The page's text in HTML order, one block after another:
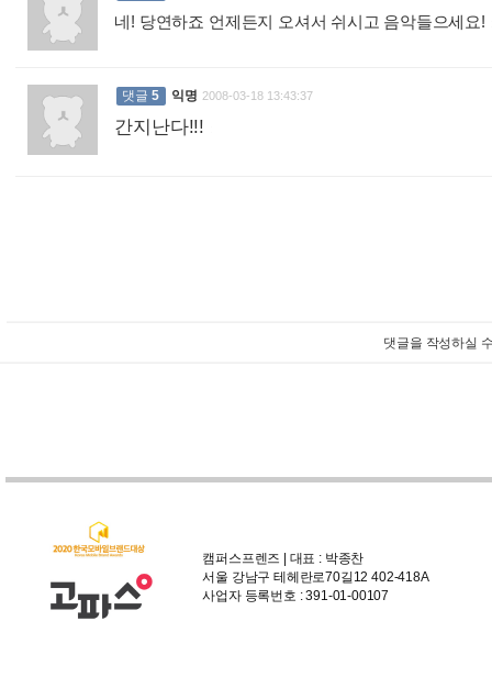
네! 당연하죠 언제든지 오셔서 쉬시고 음악들으세요!
댓글 5 익명 2008-03-18 13:43:37
간지난다!!!
댓글을 작성하실
캠퍼스프렌즈 | 대표 : 박종찬
서울 강남구 테헤란로70길12 402-418A
사업자 등록번호 : 391-01-00107